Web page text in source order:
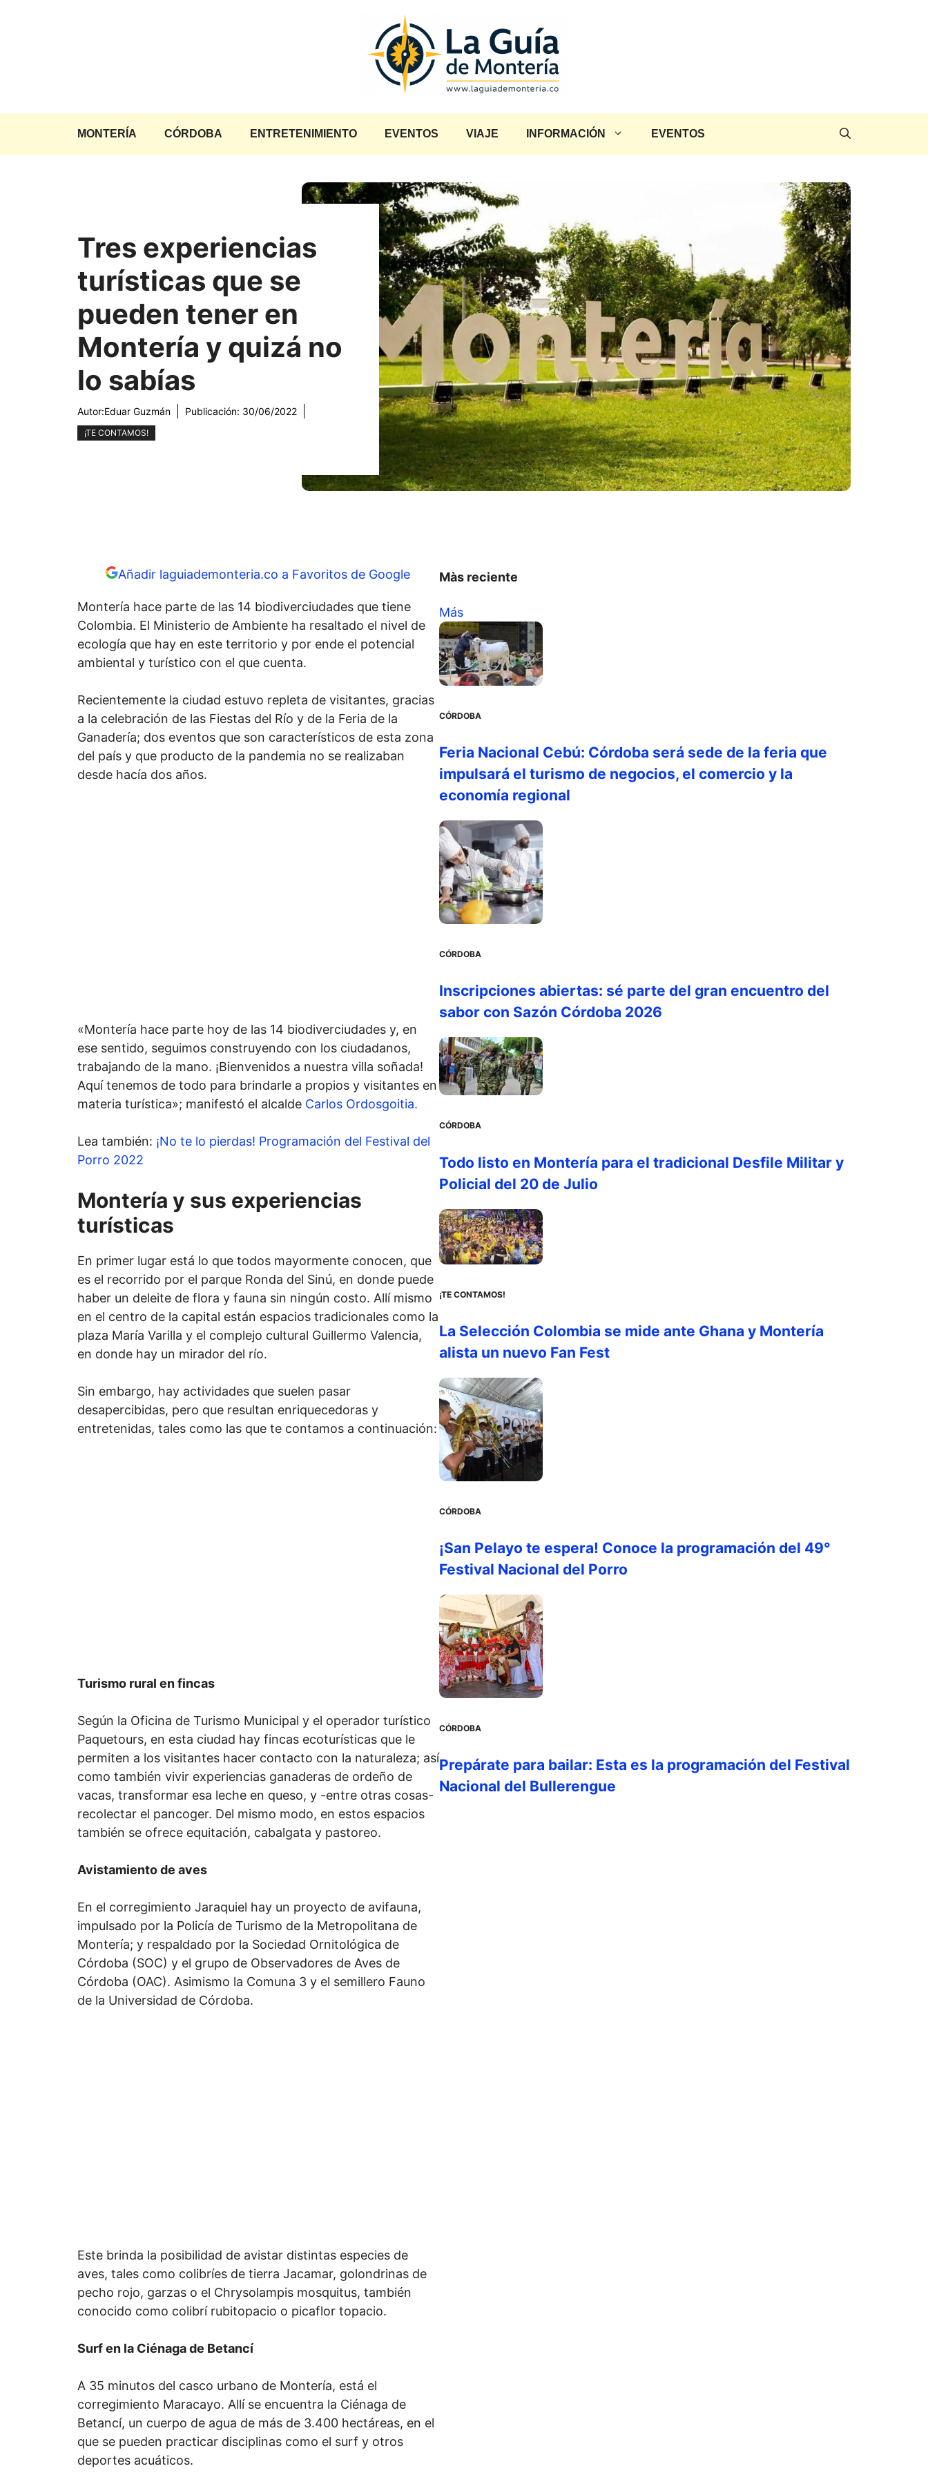
MONTERÍA CÓRDOBA ENTRETENIMIENTO EVENTOS VIAJE INFORMACIÓN EVENTOS
Tres experiencias
turísticas que se
pueden tener en
Montería y quizá no
lo sabías
Autor:Eduar Guzmán Publicación: 30/06/2022
¡TE CONTAMOS!
Añadir laguiademonteria.co a Favoritos de Google
Montería hace parte de las 14 biodiverciudades que tiene
Colombia. El Ministerio de Ambiente ha resaltado el nivel de
ecología que hay en este territorio y por ende el potencial
ambiental y turístico con el que cuenta.
Recientemente la ciudad estuvo repleta de visitantes, gracias
a la celebración de las Fiestas del Río y de la Feria de la
Ganadería; dos eventos que son característicos de esta zona
del país y que producto de la pandemia no se realizaban
desde hacía dos años.
«Montería hace parte hoy de las 14 biodiverciudades y, en
ese sentido, seguimos construyendo con los ciudadanos,
trabajando de la mano. ¡Bienvenidos a nuestra villa soñada!
Aquí tenemos de todo para brindarle a propios y visitantes en
materia turística»; manifestó el alcalde Carlos Ordosgoitia.
Lea también: ¡No te lo pierdas! Programación del Festival del
Porro 2022
Montería y sus experiencias
turísticas
En primer lugar está lo que todos mayormente conocen, que
es el recorrido por el parque Ronda del Sinú, en donde puede
haber un deleite de flora y fauna sin ningún costo. Allí mismo
en el centro de la capital están espacios tradicionales como la
plaza María Varilla y el complejo cultural Guillermo Valencia,
en donde hay un mirador del río.
Sin embargo, hay actividades que suelen pasar
desapercibidas, pero que resultan enriquecedoras y
entretenidas, tales como las que te contamos a continuación:
Turismo rural en fincas
Según la Oficina de Turismo Municipal y el operador turístico
Paquetours, en esta ciudad hay fincas ecoturísticas que le
permiten a los visitantes hacer contacto con la naturaleza; así
como también vivir experiencias ganaderas de ordeño de
vacas, transformar esa leche en queso, y -entre otras cosas-
recolectar el pancoger. Del mismo modo, en estos espacios
también se ofrece equitación, cabalgata y pastoreo.
Avistamiento de aves
En el corregimiento Jaraquiel hay un proyecto de avifauna,
impulsado por la Policía de Turismo de la Metropolitana de
Montería; y respaldado por la Sociedad Ornitológica de
Córdoba (SOC) y el grupo de Observadores de Aves de
Córdoba (OAC). Asimismo la Comuna 3 y el semillero Fauno
de la Universidad de Córdoba.
Este brinda la posibilidad de avistar distintas especies de
aves, tales como colibríes de tierra Jacamar, golondrinas de
pecho rojo, garzas o el Chrysolampis mosquitus, también
conocido como colibrí rubitopacio o picaflor topacio.
Surf en la Ciénaga de Betancí
A 35 minutos del casco urbano de Montería, está el
corregimiento Maracayo. Allí se encuentra la Ciénaga de
Betancí, un cuerpo de agua de más de 3.400 hectáreas, en el
que se pueden practicar disciplinas como el surf y otros
deportes acuáticos.
Màs reciente
Más
CÓRDOBA
Feria Nacional Cebú: Córdoba será sede de la feria que
impulsará el turismo de negocios, el comercio y la
economía regional
CÓRDOBA
Inscripciones abiertas: sé parte del gran encuentro del
sabor con Sazón Córdoba 2026
CÓRDOBA
Todo listo en Montería para el tradicional Desfile Militar y
Policial del 20 de Julio
¡TE CONTAMOS!
La Selección Colombia se mide ante Ghana y Montería
alista un nuevo Fan Fest
CÓRDOBA
¡San Pelayo te espera! Conoce la programación del 49°
Festival Nacional del Porro
CÓRDOBA
Prepárate para bailar: Esta es la programación del Festival
Nacional del Bullerengue